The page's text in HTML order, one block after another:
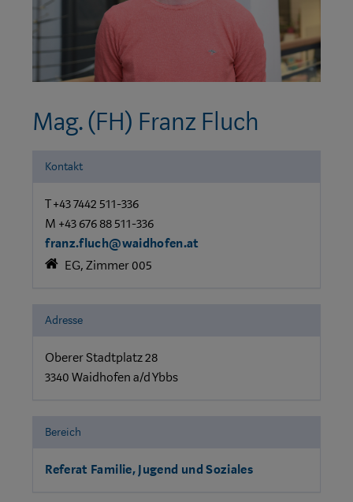
Mag. (FH) Franz Fluch
Kontakt
T +43 7442 511-336
M +43 676 88 511-336
franz.fluch@waidhofen.at
EG, Zimmer 005
Adresse
Oberer Stadtplatz 28
3340 Waidhofen a/d Ybbs
Bereich
Referat Familie, Jugend und Soziales